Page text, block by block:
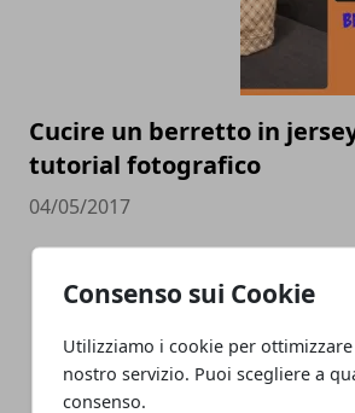
Consenso sui Cookie
Utilizziamo i cookie per
nostro servizio. Puoi scegliere a
consenso.
Cucire un berretto in
tutorial fotografico
04/05/2017